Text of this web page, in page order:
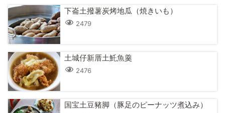
下崙土撥薯炭烤地瓜（焼きいも）
2479
土城仔新厝土魠魚羹
2476
国宝土豆豬脚（豚足のピーナッツ煮込み）